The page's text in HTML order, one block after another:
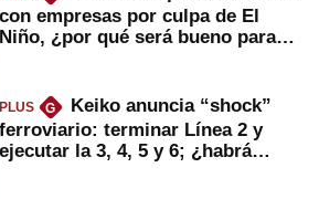
con empresas por culpa de El
Niño, ¿por qué será bueno para
PLUS G
Keiko anuncia “shock”
ferroviario: terminar Línea 2 y
ejecutar la 3, 4, 5 y 6; ¿habrá